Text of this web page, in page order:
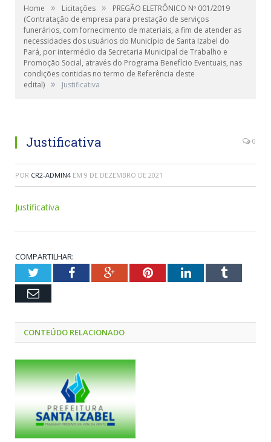
Home » Licitações »
PREGÃO ELETRÔNICO Nº 001/2019
(Contratação de empresa para prestação de serviços
funerários, com fornecimento de materiais, a fim de atender as
necessidades dos usuários do Município de Santa Izabel do
Pará, por intermédio da Secretaria Municipal de Trabalho e
Promoção Social, através do Programa Benefício Eventuais, nas
condições contidas no termo de Referência deste
edital) » Justificativa
Justificativa 0
POR CR2-ADMIN4 EM 9 DE DEZEMBRO DE 2021
Justificativa
COMPARTILHAR:
TwitterFacebookGoogle+PinterestLinkedInTumblr
Email
CONTEÚDO RELACIONADO